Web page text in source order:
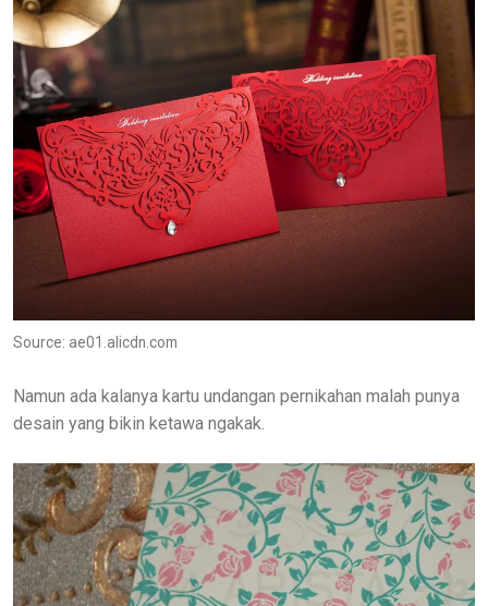
Source: ae01.alicdn.com
Namun ada kalanya kartu undangan pernikahan malah punya
desain yang bikin ketawa ngakak.